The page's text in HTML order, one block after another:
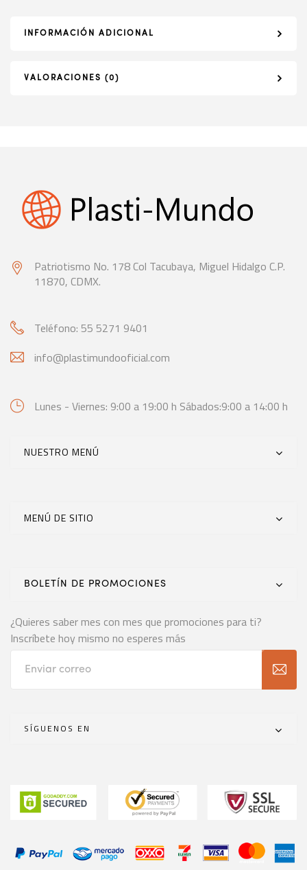
INFORMACIÓN ADICIONAL
VALORACIONES (0)
Patriotismo No. 178 Col Tacubaya, Miguel Hidalgo C.P.
11870, CDMX.
Teléfono: 55 5271 9401
info@plastimundooficial.com
Lunes - Viernes: 9:00 a 19:00 h Sábados:9:00 a 14:00 h
NUESTRO MENÚ
MENÚ DE SITIO
BOLETÍN DE PROMOCIONES
¿Quieres saber mes con mes que promociones para ti?
Inscríbete hoy mismo no esperes más
SÍGUENOS EN